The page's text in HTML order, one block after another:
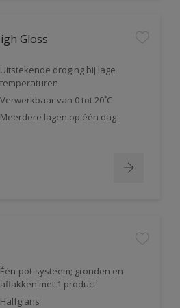
Gloss
Uitstekende droging bij lage
temperaturen
Verwerkbaar van 0 tot 20˚C
Meerdere lagen op één dag
Één-pot-systeem; gronden en
aflakken met 1 product
Halfglans